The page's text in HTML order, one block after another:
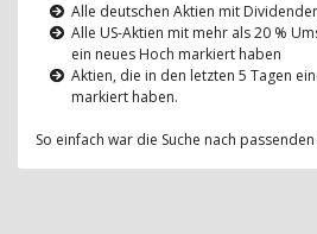
Alle deutschen Aktien mit
Alle US-Aktien mit mehr als 20 %
ein neues Hoch markiert haben
Aktien, die in den letzten 5 Tagen
markiert haben.
So einfach war die Suche nach